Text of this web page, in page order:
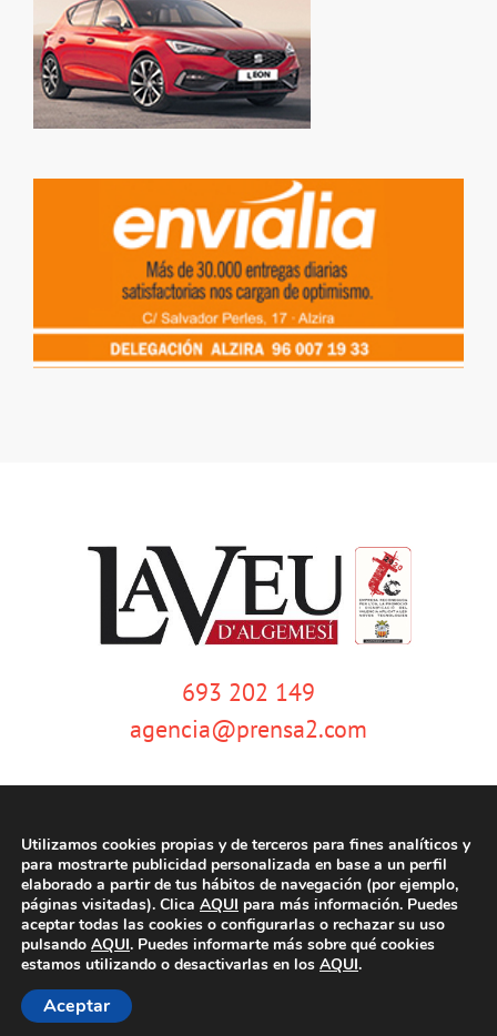
693 202 149
agencia@prensa2.com
© Copyright 2020 | La Veu d'Algemesí | Tots els drets reservats |Aviso
legal |Política de privacidad|Política de cookies | Dissenyat per
tecniwebs
Utilizamos cookies propias y de terceros para fines analíticos y
para mostrarte publicidad personalizada en base a un perfil
elaborado a partir de tus hábitos de navegación (por ejemplo,
páginas visitadas). Clica AQUI para más información. Puedes
aceptar todas las cookies o configurarlas o rechazar su uso
pulsando AQUI. Puedes informarte más sobre qué cookies
estamos utilizando o desactivarlas en los AQUI.
Aceptar